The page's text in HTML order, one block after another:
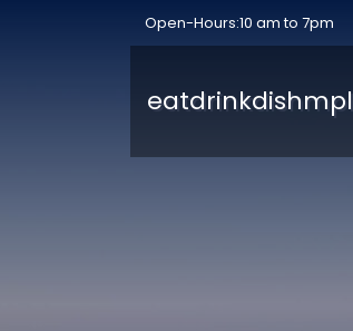
Open-Hours:10 am to 7pm